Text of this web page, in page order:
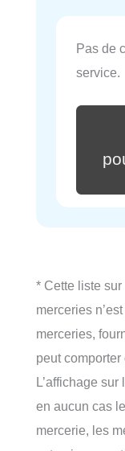
Pas de
service.
* Cette liste
merceries
merceries,
peut
L’affichage
en aucun cas
mercerie, les